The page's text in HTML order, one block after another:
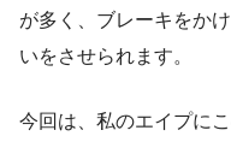
が多く、ブレーキをか
いをさせられます。
今回は、私のエイプに